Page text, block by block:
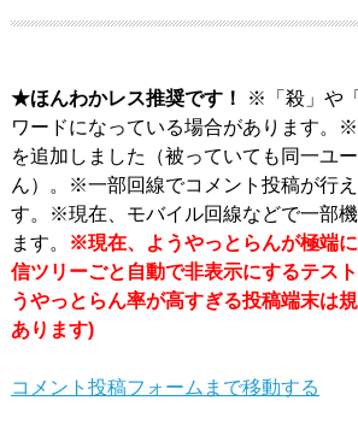
★ほんわかレス推奨です！
※「殺」や
ワードになっている場合があります。
を追加しました（被っていても同一ユ
ん）。※一部回線でコメント投稿が行
す。※現在、モバイル回線などで一部
ます。
※現在、ようやっとらんが極端
信ツリーごと自動で非表示にするテス
うやっとらん率が高すぎる投稿端末は
あります)
コメント投稿フォームまで移動する